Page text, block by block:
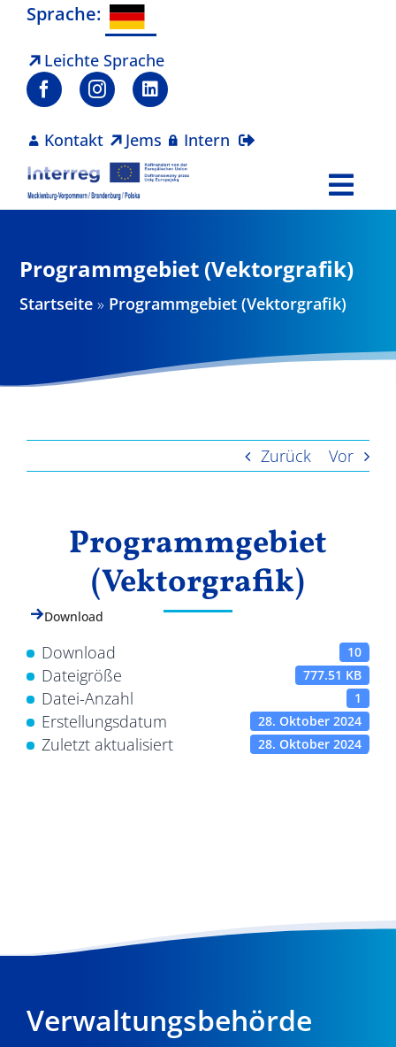
Zum
springen
Sprache:
Leichte Sprache
Kontakt Jems Intern
Projekte
Programmgebiet (Vektorgrafik)
Startseite » Programmgebiet (Vektorgrafik)
Zurück Vor
Programmgebiet
(Vektorgrafik)
Download
Download 10
Dateigröße 777.51 KB
Datei-Anzahl 1
Erstellungsdatum 28. Oktober 2024
Zuletzt aktualisiert 28. Oktober 2024
Verwaltungsbehörde